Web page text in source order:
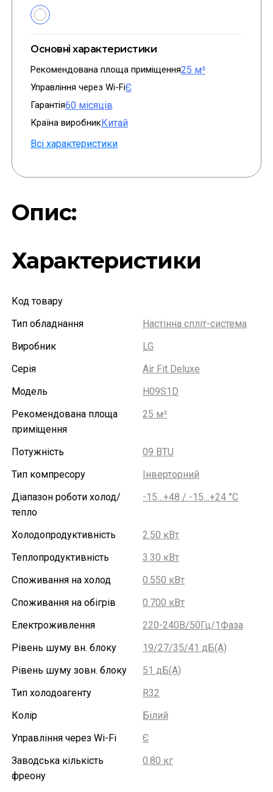
Основні характеристики
Рекомендована площа приміщення25 м²
Управління через Wi-FiЄ
Гарантія60 місяців
Країна виробникКитай
Всі характеристики
Опис:
Характеристики
Код товару
Тип обладнання
Настінна спліт-система
Виробник
LG
Серія
Air Fit Deluxe
Модель
H09S1D
Рекомендована площа
приміщення
25 м²
Потужність
09 BTU
Тип компресору
Інверторний
Діапазон роботи холод/
тепло
-15…+48 / -15…+24 °С
Холодопродуктивність
2.50 кВт
Теплопродуктивність
3.30 кВт
Споживання на холод
0.550 кВт
Споживання на обігрів
0.700 кВт
Електроживлення
220-240В/50Гц/1Фаза
Рівень шуму вн. блоку
19/27/35/41 дБ(А)
Рівень шуму зовн. блоку
51 дБ(А)
Тип холодоагенту
R32
Колір
Білий
Управління через Wi-Fi
Є
Заводська кількість
фреону
0.80 кг